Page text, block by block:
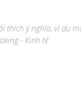
thích ý nghĩa, ví dụ
- Kinh tế